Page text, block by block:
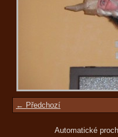
← Předchozí
Automatické